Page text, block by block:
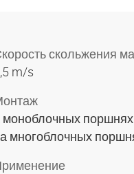
скольжения
m/s
моноблочных
многоблочных